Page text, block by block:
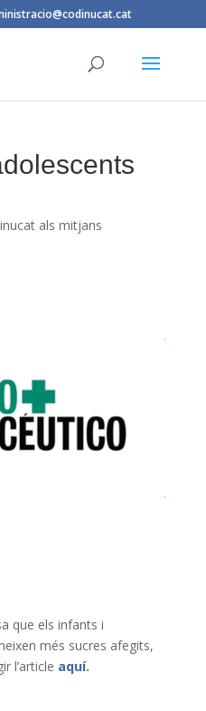
als mitjans
que els infants i
més sucres afegits,
l’article aquí.